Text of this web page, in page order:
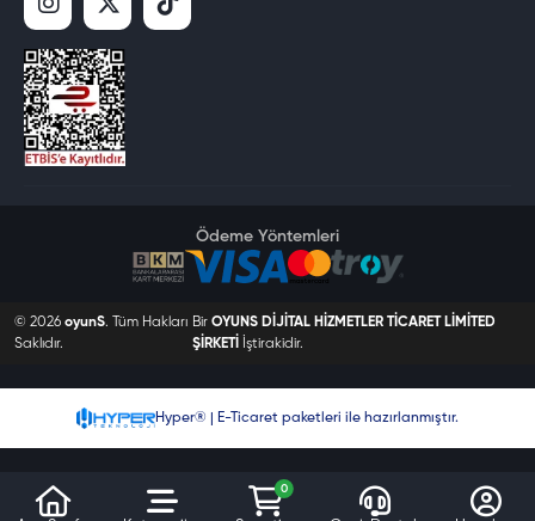
0
Ödeme Yöntemleri
© 2026 oyunS. Tüm Hakları
Saklıdır.
Bir OYUNS DİJİTAL HİZMETLER TİCARET LİMİTED
ŞİRKETİ
İştirakidir.
Hyper® | E-Ticaret paketleri ile hazırlanmıştır.